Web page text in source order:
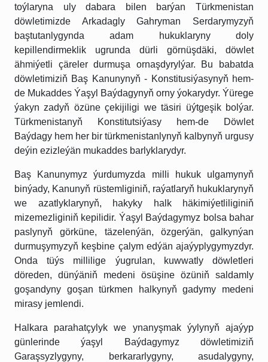
toýlaryna uly dabara bilen barýan Türkmenistan
döwletimizde Arkadagly Gahryman Serdarymyzyň
baştutanlygynda adam hukuklaryny doly
kepillendirmeklik ugrunda dürli görnüşdäki, döwlet
ähmiýetli çäreler durmuşa ornaşdyrylýar. Bu babatda
döwletimiziň Baş Kanunynyň - Konstitusiýasynyň hem-
de Mukaddes Ýaşyl Baýdagynyň orny ýokarydyr. Ýürege
ýakyn zadyň özüne çekijiligi we täsiri üýtgeşik bolýar.
Türkmenistanyň Konstitutsiýasy hem-de Döwlet
Baýdagy hem her bir türkmenistanlynyň kalbynyň urgusy
deýin ezizleýän mukaddes barlyklarydyr.
Baş Kanunymyz ýurdumyzda milli hukuk ulgamynyň
binýady, Kanunyň rüstemliginiň, raýatlaryň hukuklarynyň
we azatlyklarynyň, hakyky halk häkimiýetliliginiň
mizemezliginiň kepilidir. Ýaşyl Baýdagymyz bolsa bahar
paslynyň görküne, täzelenýän, özgerýän, galkynýan
durmuşymyzyň keşbine çalym edýän ajaýyplygymyzdyr.
Onda tüýs millilige ýugrulan, kuwwatly döwletleri
döreden, dünýäniň medeni ösüşine özüniň saldamly
goşandyny goşan türkmen halkynyň gadymy medeni
mirasy jemlendi.
Halkara parahatçylyk we ynanyşmak ýylynyň ajaýyp
günlerinde ýaşyl Baýdagymyz döwletimiziň
Garaşsyzlygyny, berkararlygyny, asudalygyny,